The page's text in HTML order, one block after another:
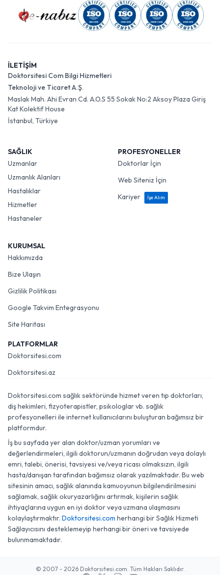
İLETİŞİM
Doktorsitesi Com Bilgi Hizmetleri
Teknoloji ve Ticaret A.Ş.
Maslak Mah. Ahi Evran Cd. A.O.S 55 Sokak No:2 Aksoy Plaza Giriş
Kat Kolektif House
İstanbul, Türkiye
SAĞLIK
Uzmanlar
Uzmanlık Alanları
Hastalıklar
Hizmetler
Hastaneler
PROFESYONELLER
Doktorlar İçin
Web Siteniz İçin
Kariyer
İşe Alım
KURUMSAL
Hakkımızda
Bize Ulaşın
Gizlilik Politikası
Google Takvim Entegrasyonu
Site Haritası
PLATFORMLAR
Doktorsitesi.com
Doktorsitesi.az
Doktorsitesi.com sağlık sektöründe hizmet veren tıp doktorları,
diş hekimleri, fizyoterapistler, psikologlar vb. sağlık
profesyonelleri ile internet kullanıcılarını buluşturan bağımsız bir
platformdur.
İş bu sayfada yer alan doktor/uzman yorumları ve
değerlendirmeleri, ilgili doktorun/uzmanın doğrudan veya dolaylı
emri, talebi, önerisi, tavsiyesi ve/veya ricası olmaksızın, ilgili
hasta/danışan tarafından bağımsız olarak yazılmaktadır. Bu web
sitesinin amacı, sağlık alanında kamuoyunun bilgilendirilmesini
sağlamak, sağlık okuryazarlığını artırmak, kişilerin sağlık
ihtiyaçlarına uygun en iyi doktor veya uzmana ulaşmasını
kolaylaştırmaktır. Doktorsitesi.com herhangi bir Sağlık Hizmeti
Sağlayıcısını desteklemeyip herhangi bir öneri ve tavsiyede
bulunmamaktadır.
© 2007 - 2026 Doktorsitesi.com. Tüm Hakları Saklıdır.